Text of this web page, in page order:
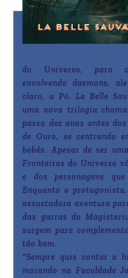
do Universo, para
envolvendo daemons,
claro, o Pó. La Belle
uma nova trilogia
passa dez anos antes
de Ouro, se centrando
bebês. Apesar de ser
Fronteiras do Universo
e dos personagens
Enquanto o
assustadora aventura
das garras do
surgem para
tão bem.
"Sempre quis contar a
morando na Faculdade